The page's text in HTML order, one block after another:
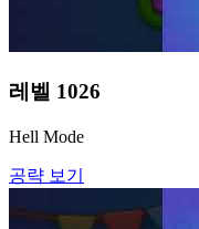
레벨 1026
Hell Mode
공략 보기